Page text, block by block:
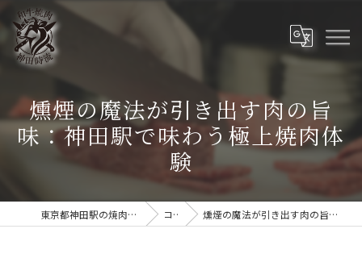
燻煙の魔法が引き出す肉の旨
味：神田駅で味わう極上焼肉体
験
東京都神田駅の焼肉なら和牛焼肉 神田時流 コラム 燻煙の魔法が引き出す肉の旨味：神田駅で味わう極上焼肉体験